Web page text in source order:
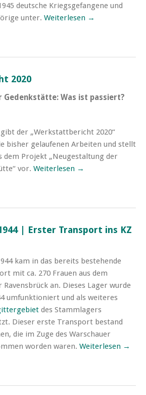
deutsche Kriegsgefangene und
unter. Weiterlesen →
2020
Gedenkstätte: Was ist passiert?
der „Werkstattbericht 2020“
bisher gelaufenen Arbeiten und stellt
dem Projekt „Neugestaltung der
vor. Weiterlesen →
| Erster Transport ins KZ
kam in das bereits bestehende
mit ca. 270 Frauen aus dem
an. Dieses Lager wurde
umfunktioniert und als weiteres
des Stammlagers
Dieser erste Transport bestand
die im Zuge des Warschauer
worden waren. Weiterlesen →